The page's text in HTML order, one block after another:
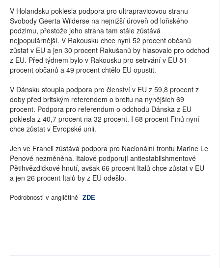
V Holandsku poklesla podpora pro ultrapravicovou stranu
Svobody Geerta Wilderse na nejnižší úroveň od loňského
podzimu, přestože jeho strana tam stále zůstává
nejpopulárnější. V Rakousku chce nyní 52 procent občanů
zůstat v EU a jen 30 procent Rakušanů by hlasovalo pro odchod
z EU. Před týdnem bylo v Rakousku pro setrvání v EU 51
procent občanů a 49 procent chtělo EU opustit.
V Dánsku stoupla podpora pro členství v EU z 59,8 procent z
doby před britským referendem o breitu na nynějších 69
procent. Podpora pro referendum o odchodu Dánska z EU
poklesla z 40,7 procent na 32 procent. I 68 procent Finů nyní
chce zůstat v Evropské unii.
Jen ve Francii zůstává podpora pro Nacionální frontu Marine Le
Penové nezměněna. Italové podporují antiestablishmentové
Pětihvězdičkové hnutí, avšak 66 procent Italů chce zůstat v EU
a jen 26 procent Italů by z EU odešlo.
Podrobnosti v angličtině ZDE